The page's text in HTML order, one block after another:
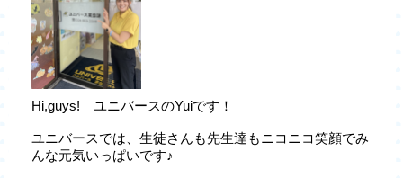
Hi,guys! ユニバースのYuiです！
ユニバースでは、生徒さんも先生達もニコニコ笑顔でみ
んな元気いっぱいです♪